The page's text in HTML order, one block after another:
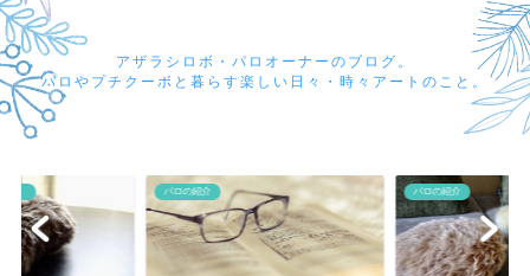
アザラシロボ・パロオーナーのブログ。
パロやプチクーボと暮らす楽しい日々・時々アートのこと。
パロの紹介 パロの紹介